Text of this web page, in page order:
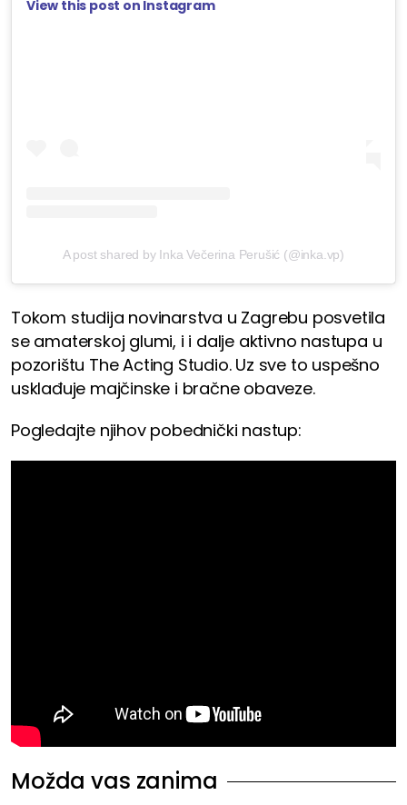
View this post on Instagram
A post shared by Inka Večerina Perušić (@inka.vp)
Tokom studija novinarstva u Zagrebu posvetila
se amaterskoj glumi, i i dalje aktivno nastupa u
pozorištu The Acting Studio. Uz sve to uspešno
usklađuje majčinske i bračne obaveze.
Pogledajte njihov pobednički nastup:
Možda vas zanima